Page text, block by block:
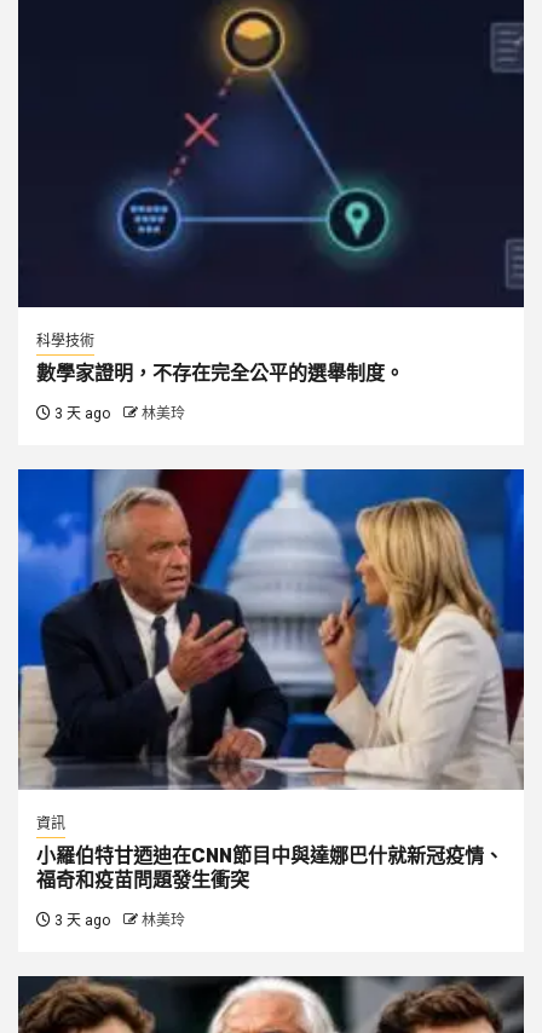
科學技術
數學家證明，不存在完全公平的選舉制度。
3 天 ago 林美玲
資訊
小羅伯特甘迺迪在CNN節目中與達娜巴什就新冠疫情、
福奇和疫苗問題發生衝突
3 天 ago 林美玲